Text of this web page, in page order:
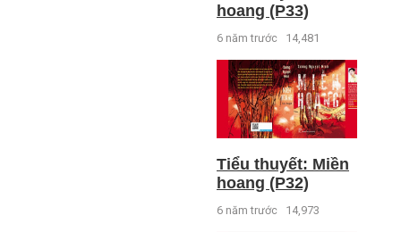
hoang (P33)
6 năm trước 14,481
Tiểu thuyết: Miền
hoang (P32)
6 năm trước 14,973